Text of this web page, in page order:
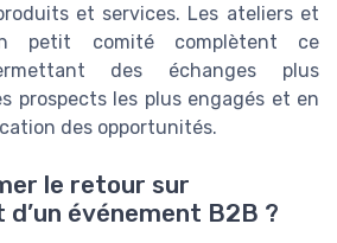
et services. Les ateliers et
petit comité complètent ce
des échanges plus
prospects les plus engagés et en
des opportunités.
le retour sur
événement B2B ?